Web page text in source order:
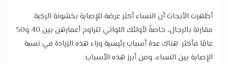
أظهرت الأبحاث أن النساء أكثر عرضة للإصابة بخشونة الركبة
مقارنة بالرجال، خاصةً لأولئك اللواتي تتراوح أعمارهن بين 40 و50
عامًا فأكثر. هناك عدة أسباب رئيسية وراء هذه الزيادة في نسبة
الإصابة بين النساء، ومن أبرز هذه الأسباب: